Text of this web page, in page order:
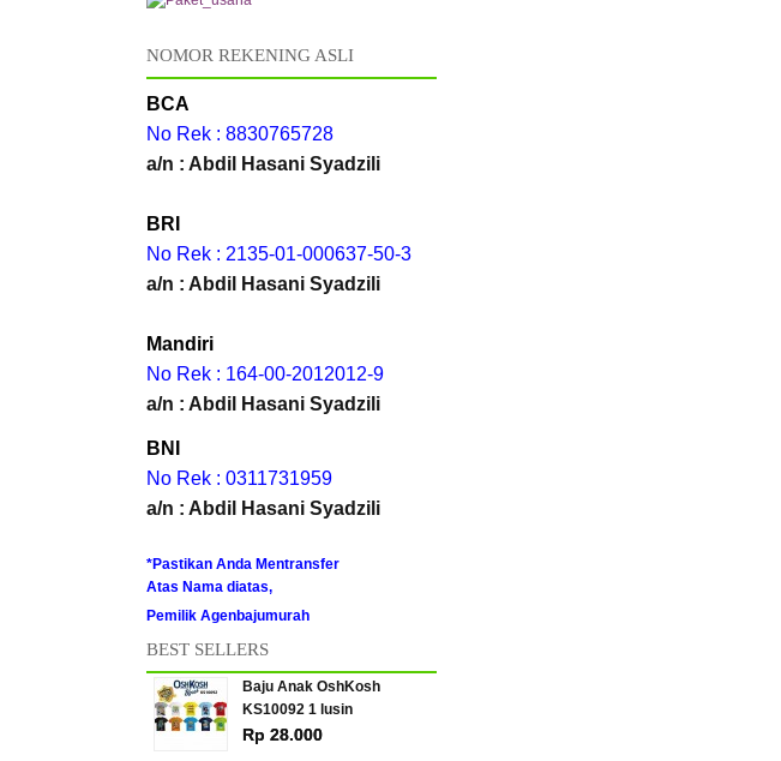
NOMOR REKENING ASLI
BCA
No Rek : 8830765728
a/n : Abdil Hasani Syadzili
BRI
No Rek : 2135-01-000637-50-3
a/n : Abdil Hasani Syadzili
Mandiri
No Rek : 164-00-2012012-9
a/n : Abdil Hasani Syadzili
BNI
No Rek : 0311731959
a/n : Abdil Hasani Syadzili
*Pastikan Anda Mentransfer
Atas Nama diatas,
Pemilik Agenbajumurah
BEST SELLERS
Baju Anak OshKosh
KS10092 1 lusin
Rp 28.000